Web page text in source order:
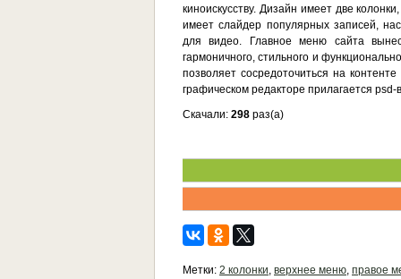
киноискусству. Дизайн имеет две
имеет слайдер популярных записей,
для видео. Главное меню сайта
гармоничного, стильного и
позволяет сосредоточиться на
графическом редакторе прилагается psd-
Скачали: 298 раз(а)
Метки: 2 колонки, верхнее меню, правое